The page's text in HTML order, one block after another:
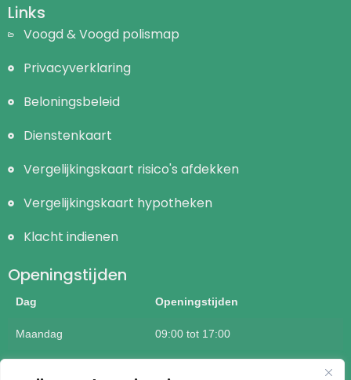
Links
Voogd & Voogd polismap
Privacyverklaring
Beloningsbeleid
Dienstenkaart
Vergelijkingskaart risico's afdekken
Vergelijkingskaart hypotheken
Klacht indienen
Openingstijden
Dag Openingstijden
Maandag 09:00 tot 17:00